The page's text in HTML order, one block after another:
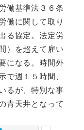
働基準法３６条
働に関して取り
る協定。法定労
）を超えて雇い
になる。時間外
週１５時間、
るが、特別な事
青天井となって